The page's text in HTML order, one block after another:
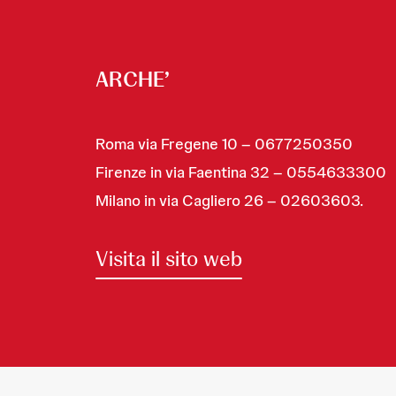
ARCHE’
Roma via Fregene 10 – 0677250350
Firenze in via Faentina 32 – 0554633300
Milano in via Cagliero 26 – 02603603.
Visita il sito web